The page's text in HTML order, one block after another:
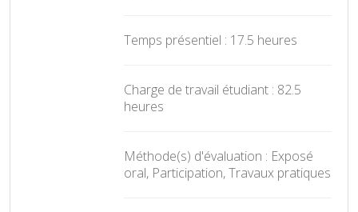
Temps présentiel : 17.5 heures
Charge de travail étudiant : 82.5
heures
Méthode(s) d'évaluation : Exposé
oral, Participation, Travaux pratiques